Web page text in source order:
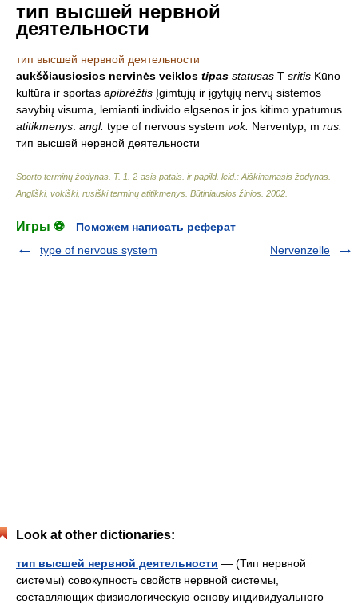
тип высшей нервной
деятельности
тип высшей нервной деятельности
aukščiausiosios nervinės veiklos tipas statusas T sritis Kūno
kultūra ir sportas apibrėžtis Įgimtųjų ir įgytųjų nervų sistemos
savybių visuma, lemianti individo elgsenos ir jos kitimo ypatumus.
atitikmenys: angl. type of nervous system vok. Nerventyp, m rus.
тип высшей нервной деятельности
Sporto terminų žodynas. T. 1. 2-asis patais. ir papild. leid.: Aiškinamasis žodynas.
Angliški, vokiški, rusiški terminų atitikmenys. Būtiniausios žinios 2002
Игры ⚽
Поможем написать реферат
type of nervous system
Nervenzelle
Look at other dictionaries:
тип высшей нервной деятельности — (Тип нервной
системы) совокупность свойств нервной системы,
составляющих физиологическую основу индивидуального